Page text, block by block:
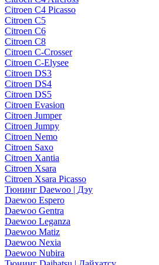
Citroen C4 Picasso
Citroen C5
Citroen C6
Citroen C8
Citroen C-Crosser
Citroen C-Elysee
Citroen DS3
Citroen DS4
Citroen DS5
Citroen Evasion
Citroen Jumper
Citroen Jumpy
Citroen Nemo
Citroen Saxo
Citroen Xantia
Citroen Xsara
Citroen Xsara Picasso
Тюнинг Daewoo | Дэу
Daewoo Espero
Daewoo Gentra
Daewoo Leganza
Daewoo Matiz
Daewoo Nexia
Daewoo Nubira